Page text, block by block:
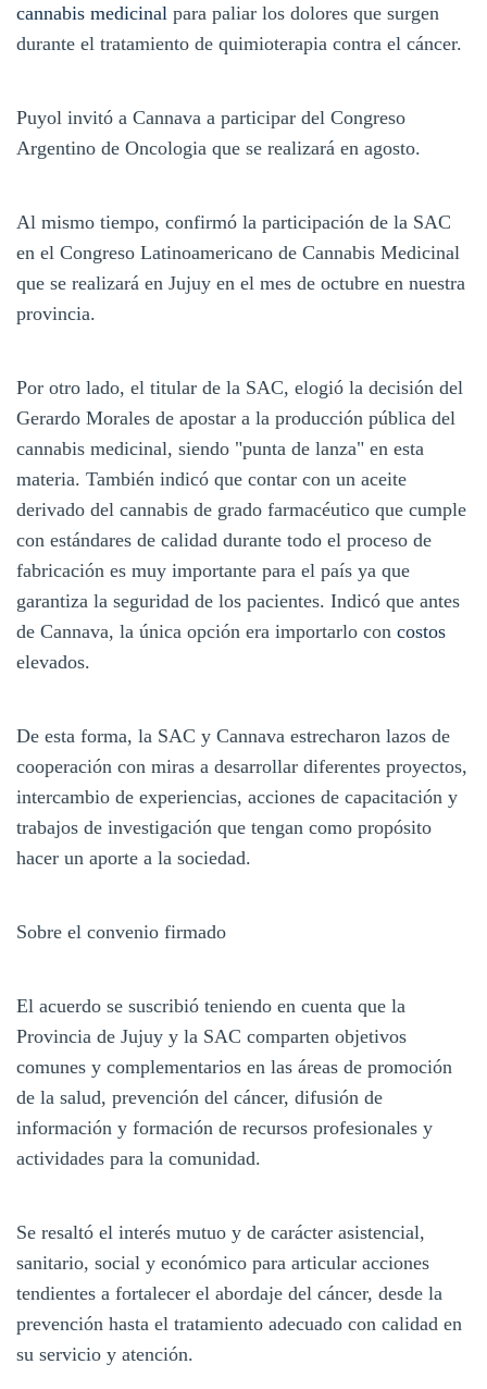
cannabis medicinal para paliar los dolores que surgen
durante el tratamiento de quimioterapia contra el cáncer.
Puyol invitó a Cannava a participar del Congreso
Argentino de Oncologia que se realizará en agosto.
Al mismo tiempo, confirmó la participación de la SAC
en el Congreso Latinoamericano de Cannabis Medicinal
que se realizará en Jujuy en el mes de octubre en nuestra
provincia.
Por otro lado, el titular de la SAC, elogió la decisión del
Gerardo Morales de apostar a la producción pública del
cannabis medicinal, siendo "punta de lanza" en esta
materia. También indicó que contar con un aceite
derivado del cannabis de grado farmacéutico que cumple
con estándares de calidad durante todo el proceso de
fabricación es muy importante para el país ya que
garantiza la seguridad de los pacientes. Indicó que antes
de Cannava, la única opción era importarlo con costos
elevados.
De esta forma, la SAC y Cannava estrecharon lazos de
cooperación con miras a desarrollar diferentes proyectos,
intercambio de experiencias, acciones de capacitación y
trabajos de investigación que tengan como propósito
hacer un aporte a la sociedad.
Sobre el convenio firmado
El acuerdo se suscribió teniendo en cuenta que la
Provincia de Jujuy y la SAC comparten objetivos
comunes y complementarios en las áreas de promoción
de la salud, prevención del cáncer, difusión de
información y formación de recursos profesionales y
actividades para la comunidad.
Se resaltó el interés mutuo y de carácter asistencial,
sanitario, social y económico para articular acciones
tendientes a fortalecer el abordaje del cáncer, desde la
prevención hasta el tratamiento adecuado con calidad en
su servicio y atención.